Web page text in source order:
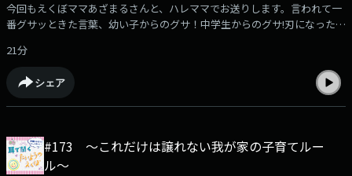
今回もえくぼママあざまるさんと、ハレママでお送りします。言われて一
番グサッときた言葉、幼い子からのグサ！中学生からのグサ!刃になった
ださい！
21分
シェア
#173 〜これだけは譲れない我が家の子育てルー
ル〜